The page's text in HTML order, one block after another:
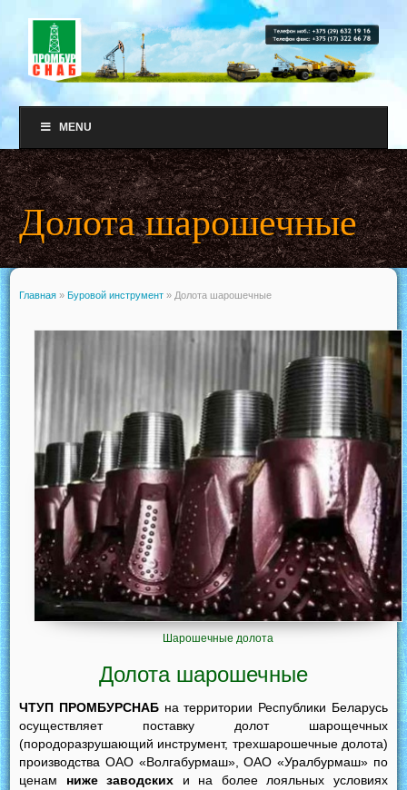
MENU
Долота шарошечные
Главная » Буровой инструмент » Долота шарошечные
Шарошечные долота
Долота шарошечные
ЧТУП ПРОМБУРСНАБна территории Республики Беларусь
осуществляет поставку долот шарощечных
(породоразрушающий инструмент, трехшарошечные долота)
производства ОАО «Волгабурмаш», ОАО «Уралбурмаш» по
ценам ниже заводских и на более лояльных условиях